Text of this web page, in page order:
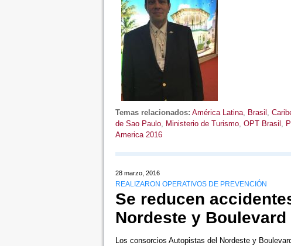
Temas relacionados: América Latina, Brasil
de Sao Paulo, Ministerio de Turismo, OPT Brasil
America 2016
28 marzo, 2016
REALIZARON OPERATIVOS DE PREVENCIÓN
Se reducen
Nordeste y
Los consorcios Autopistas del Nordeste y